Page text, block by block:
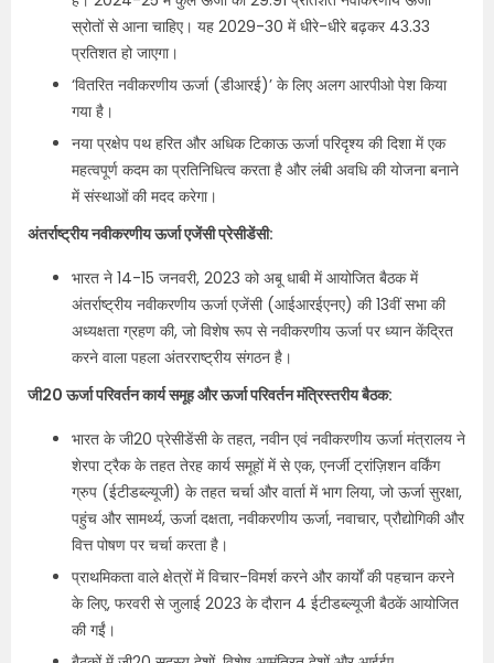
स्रोतों से आना चाहिए। यह 2029-30 में धीरे-धीरे बढ़कर 43.33
प्रतिशत हो जाएगा।
‘वितरित नवीकरणीय ऊर्जा (डीआरई)’ के लिए अलग आरपीओ पेश किया
गया है।
नया प्रक्षेप पथ हरित और अधिक टिकाऊ ऊर्जा परिदृश्य की दिशा में एक
महत्वपूर्ण कदम का प्रतिनिधित्व करता है और लंबी अवधि की योजना बनाने
में संस्थाओं की मदद करेगा।
अंतर्राष्ट्रीय नवीकरणीय ऊर्जा एजेंसी प्रेसीडेंसी:
भारत ने 14-15 जनवरी, 2023 को अबू धाबी में आयोजित बैठक में
अंतर्राष्ट्रीय नवीकरणीय ऊर्जा एजेंसी (आईआरईएनए) की 13वीं सभा की
अध्यक्षता ग्रहण की, जो विशेष रूप से नवीकरणीय ऊर्जा पर ध्यान केंद्रित
करने वाला पहला अंतरराष्ट्रीय संगठन है।
जी20 ऊर्जा परिवर्तन कार्य समूह और ऊर्जा परिवर्तन मंत्रिस्तरीय बैठक:
भारत के जी20 प्रेसीडेंसी के तहत, नवीन एवं नवीकरणीय ऊर्जा मंत्रालय ने
शेरपा ट्रैक के तहत तेरह कार्य समूहों में से एक, एनर्जी ट्रांज़िशन वर्किंग
ग्रुप (ईटीडब्ल्यूजी) के तहत चर्चा और वार्ता में भाग लिया, जो ऊर्जा सुरक्षा,
पहुंच और सामर्थ्य, ऊर्जा दक्षता, नवीकरणीय ऊर्जा, नवाचार, प्रौद्योगिकी और
वित्त पोषण पर चर्चा करता है।
प्राथमिकता वाले क्षेत्रों में विचार-विमर्श करने और कार्यों की पहचान करने
के लिए, फरवरी से जुलाई 2023 के दौरान 4 ईटीडब्ल्यूजी बैठकें आयोजित
की गईं।